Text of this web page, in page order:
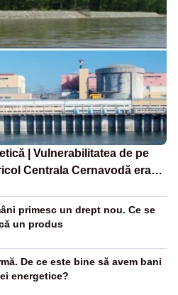
| Vulnerabilitatea de pe
Centrala Cernavodă era
lui Ceaușescu
primesc un drept nou. Ce se
un produs
De ce este bine să avem bani
energetice?